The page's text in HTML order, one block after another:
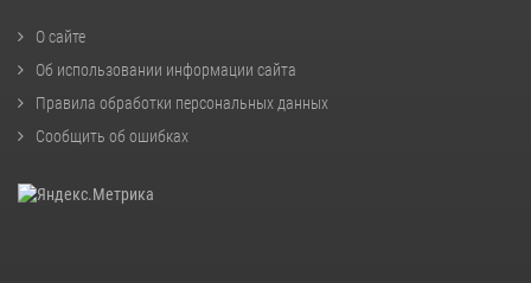
О сайте
Об использовании информации сайта
Правила обработки персональных данных
Сообщить об ошибках